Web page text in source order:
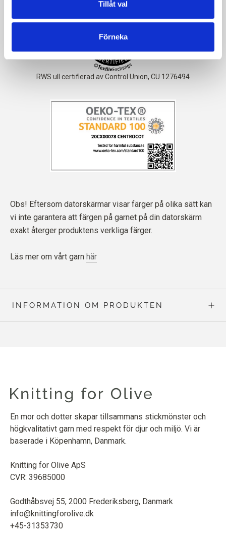
Tillåt val
Förneka
Obs! Eftersom datorskärmar visar färger på olika sätt kan
vi inte garantera att färgen på garnet på din datorskärm
exakt återger produktens verkliga färger.
Läs mer om vårt garn här
INFORMATION OM PRODUKTEN
En mor och dotter skapar tillsammans stickmönster och
högkvalitativt garn med respekt för djur och miljö. Vi är
baserade i Köpenhamn, Danmark.
Knitting for Olive ApS
CVR: 39685000
Godthåbsvej 55, 2000 Frederiksberg, Danmark
info@knittingforolive.dk
+45-31353730